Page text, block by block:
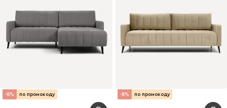
-8% по промокоду -8% по промокоду